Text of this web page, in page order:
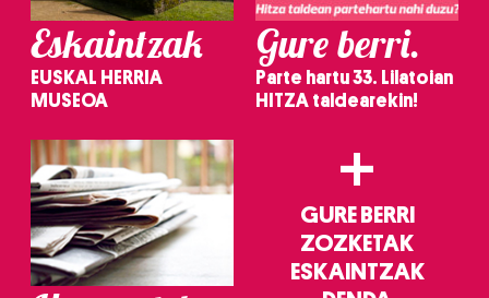
Eskaintzak
EUSKAL HERRIA
MUSEOA
Gure berri.
Parte hartu 33. Lilatoian
HITZA taldearekin!
+
GURE BERRI
ZOZKETAK
ESKAINTZAK